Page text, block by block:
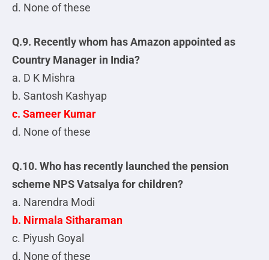
d. None of these
Q.9. Recently whom has Amazon appointed as
Country Manager in India?
a. D K Mishra
b. Santosh Kashyap
c. Sameer Kumar
d. None of these
Q.10. Who has recently launched the pension
scheme NPS Vatsalya for children?
a. Narendra Modi
b. Nirmala Sitharaman
c. Piyush Goyal
d. None of these